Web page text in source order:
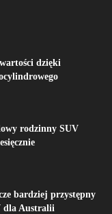
dzięki
rodzinny SUV
bardziej przystępny
dla Australii